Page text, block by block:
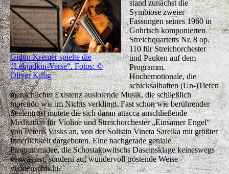
Gidon Kremer spielte die
„Lebjadkin-Verse“. Fotos: ©
Oliver Killig
stand zunächst die
Symbiose zweier
Fassungen seines 1960 in
Gohrisch komponierten
Streichquartetts Nr. 8 op.
110 für Streichorchester
und Pauken auf dem
Programm.
Hochemotionale, die
schicksalhaften (Un-)Tiefen
menschlicher Existenz auslotende Musik, die schließlich
morendo wie im Nichts verklingt. Fast schon wie berührender
Seelentrost mutete die sich daran attacca anschließende
Meditation für Violine und Streichorchester „Einsamer Engel“
von Pëteris Vasks an, von der Solistin Vineta Sareika mit größter
Innerlichkeit dargeboten. Eine nachgerade geniale
Programmidee, die Schostakowitschs Daseinsklage keineswegs
verwässert, sondern auf wundervoll tröstende Weise
vermenschlicht.